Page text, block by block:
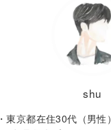
shu
・東京都在住30代（男性）